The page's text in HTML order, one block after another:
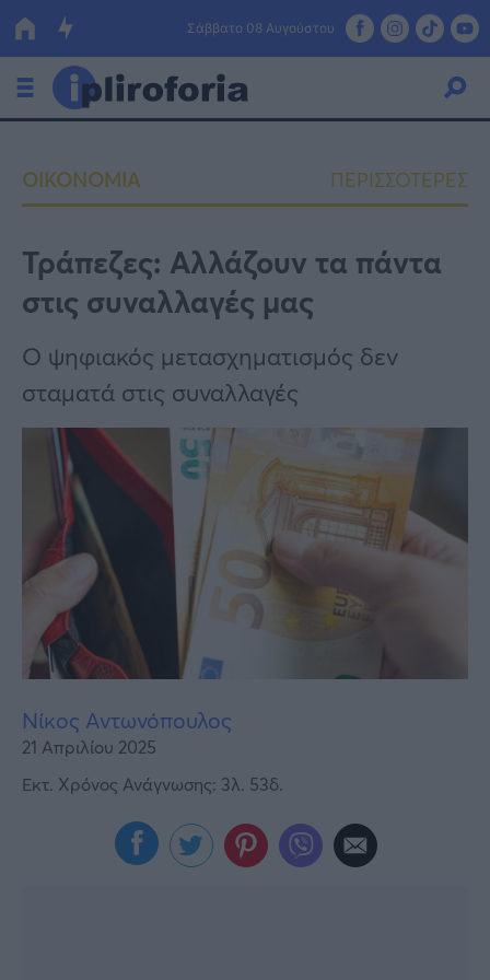
Σάββατο 08 Αυγούστου
Οικονομία
Πολιτική
Τράπεζες
Επιδοτήσεις
ΕΣΠΑ
Κόσμος
Lifestyle
Αθλητικά
Υγεία
Γυναίκα
Καιρός
ΟΙΚΟΝΟΜΙΑ ΠΕΡΙΣΣΟΤΕΡΕΣ
Τράπεζες: Αλλάζουν τα πάντα
στις συναλλαγές μας
Ο ψηφιακός μετασχηματισμός δεν
σταματά στις συναλλαγές
Νίκος Αντωνόπουλος
21 Απριλίου 2025
Εκτ. Χρόνος Ανάγνωσης: 3λ. 53δ.